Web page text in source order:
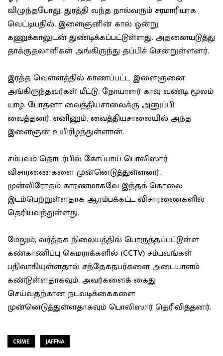
விழுந்தபோது, துரத்தி வந்த நால்வரும் சரமாரியாக
வெட்டியதில், இளைஞனின் கால் ஒன்று
கணுக்காலுடன் துண்டிக்கப்பட்டுள்ளது. அதனையடுத்து
தாக்குதலாளிகள் அங்கிருந்து தப்பிச் சென்றுள்ளனர்.
இரத்த வெள்ளத்தில் காணப்பட்ட இளைஞனை
அங்கிருந்தவர்கள் மீட்டு, நோயாளர் காவு வண்டி மூலம்
யாழ். போதனா வைத்தியசாலைக்கு அனுப்பி
வைத்தனர். எனினும், வைத்தியசாலையில் அந்த
இளைஞன் உயிரிழந்துள்ளான்.
சம்பவம் தொடர்பில் கோப்பாய் பொலிஸார்
விசாரணைகளை முன்னெடுத்துள்ளனர்.
முன்விரோதம் காரணமாகவே இந்தக் கொலை
இடம்பெற்றுள்ளதாக ஆரம்பக்கட்ட விசாரணைகளில்
தெரியவந்துள்ளது.
மேலும், வர்த்தக நிலையத்தில் பொருத்தப்பட்டுள்ள
கண்காணிப்பு கெமராக்களில் (CCTV) சம்பவங்கள்
பதிவாகியுள்ளதால் சந்தேகநபர்களை அடையாளம்
கண்டுள்ளதாகவும், அவர்களைக் கைது
செய்வதற்கான நடவடிக்கைகளை
முன்னெடுத்துள்ளதாகவும் பொலிஸார் தெரிவித்தனர்.
CRIME JAFFNA